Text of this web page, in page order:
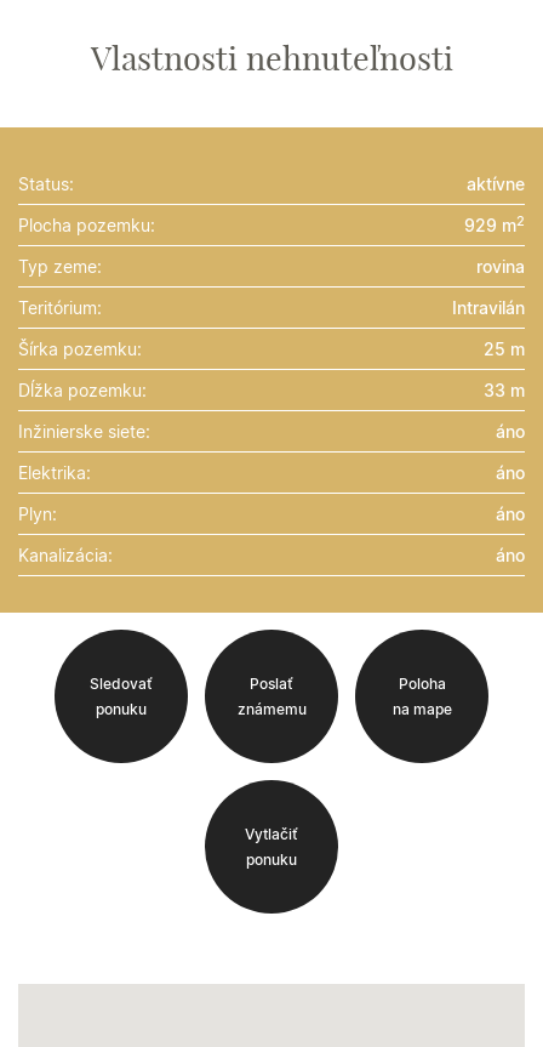
Vlastnosti nehnuteľnosti
Status:
aktívne
Plocha pozemku:
929 m2
Typ zeme:
rovina
Teritórium:
Intravilán
Šírka pozemku:
25 m
Dĺžka pozemku:
33 m
Inžinierske siete:
áno
Elektrika:
áno
Plyn:
áno
Kanalizácia:
áno
Sledovať
ponuku
Poslať
známemu
Poloha
na mape
Vytlačiť
ponuku